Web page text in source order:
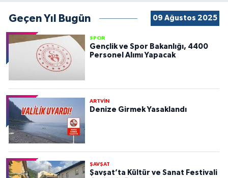
Geçen Yıl Bugün 09 Ağustos 2025
SPOR
Gençlik ve Spor Bakanlığı, 4400
Personel Alımı Yapacak
ARTVİN
Denize Girmek Yasaklandı
ŞAVŞAT
Şavşat’ta Kültür ve Sanat Festivali